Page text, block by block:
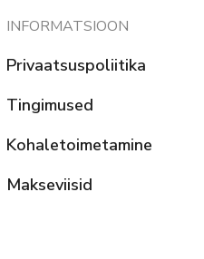
INFORMATSIOON
Privaatsuspoliitika
Tingimused
Kohaletoimetamine
Makseviisid